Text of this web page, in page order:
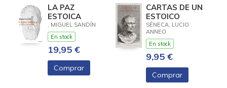
LA PAZ
ESTOICA
, MIGUEL SANDÍN
En stock
19,95 €
Comprar
CARTAS DE UN
ESTOICO
SÉNECA, LUCIO
ANNEO
En stock
9,95 €
Comprar